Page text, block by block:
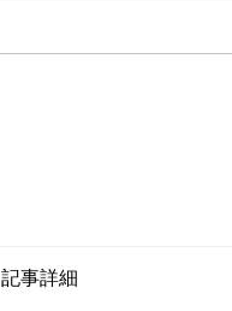
記事詳細